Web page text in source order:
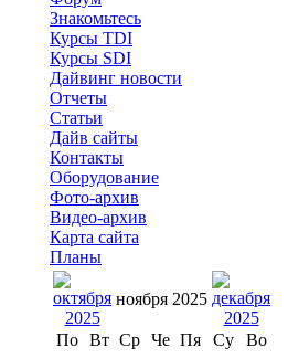
Знакомьтесь
Курсы TDI
Курсы SDI
Дайвинг новости
Отчеты
Статьи
Дайв сайты
Контакты
Оборудование
Фото-архив
Видео-архив
Карта сайта
Планы
ноября 2025
По Вт Ср Че Пя Су
Во